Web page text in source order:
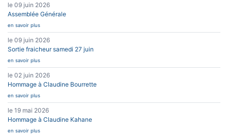
le 09 juin 2026
Assemblée Générale
en savoir plus
le 09 juin 2026
Sortie fraicheur samedi 27 juin
en savoir plus
le 02 juin 2026
Hommage à Claudine Bourrette
en savoir plus
le 19 mai 2026
Hommage à Claudine Kahane
en savoir plus